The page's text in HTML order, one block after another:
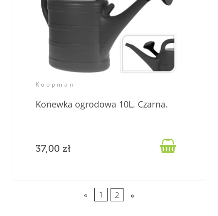
Koopman
Konewka ogrodowa 10L. Czarna.
37,00 zł 
« 1 2 »